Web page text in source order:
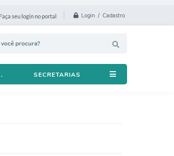
Faça seu login no portal Login / Cadastro
SECRETARIAS